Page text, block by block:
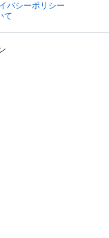
バシーポリシー
て